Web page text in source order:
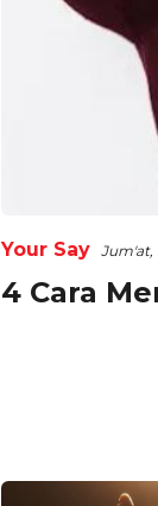
Your Say Jum'at,
4 Cara